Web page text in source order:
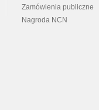
Zamówienia publiczne
Nagroda NCN